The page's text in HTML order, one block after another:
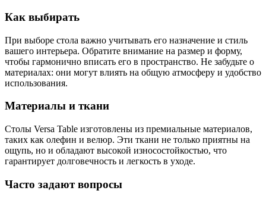
Как выбирать
При выборе стола важно учитывать его назначение и стиль
вашего интерьера. Обратите внимание на размер и форму,
чтобы гармонично вписать его в пространство. Не забудьте о
материалах: они могут влиять на общую атмосферу и удобство
использования.
Материалы и ткани
Столы Versa Table изготовлены из премиальные материалов,
таких как олефин и велюр. Эти ткани не только приятны на
ощупь, но и обладают высокой износостойкостью, что
гарантирует долговечность и легкость в уходе.
Часто задают вопросы